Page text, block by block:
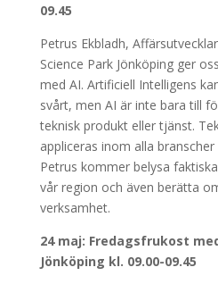
09.45
Petrus Ekbladh,
Science Park Jönköping ger
med AI. Artificiell Intelligens
svårt, men AI är inte bara till
teknisk produkt eller tjänst.
appliceras inom alla
Petrus kommer belysa
vår region och även berätta
verksamhet.
24 maj: Fredagsfrukost
Jönköping kl. 09.00-09.45